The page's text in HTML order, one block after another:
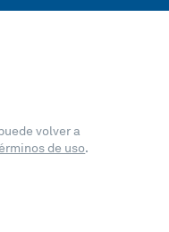
volver a
de uso.